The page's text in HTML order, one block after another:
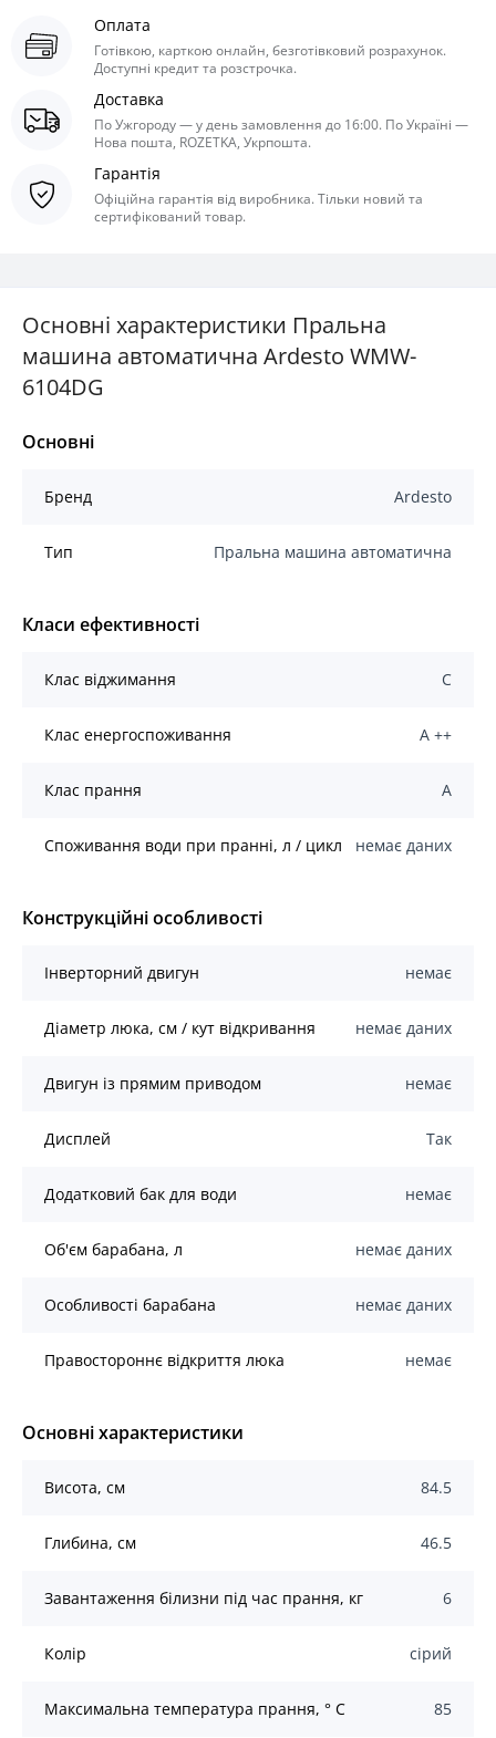
Оплата
Готівкою, карткою онлайн, безготівковий розрахунок.
Доступні кредит та розстрочка.
Доставка
По Ужгороду — у день замовлення до 16:00. По Україні —
Нова пошта, ROZETKA, Укрпошта.
Гарантія
Офіційна гарантія від виробника. Тільки новий та
сертифікований товар.
Основні характеристики Пральна
машина автоматична Ardesto WMW-
6104DG
Основні
Бренд Ardesto
Тип Пральна машина автоматична
Класи ефективності
Клас віджимання C
Клас енергоспоживання А ++
Клас прання А
Споживання води при пранні, л / цикл немає даних
Конструкційні особливості
Інверторний двигун немає
Діаметр люка, см / кут відкривання немає даних
Двигун із прямим приводом немає
Дисплей Так
Додатковий бак для води немає
Об'єм барабана, л немає даних
Особливості барабана немає даних
Правостороннє відкриття люка немає
Основні характеристики
Висота, см 84.5
Глибина, см 46.5
Завантаження білизни під час прання, кг 6
Колір сірий
Максимальна температура прання, ° C 85